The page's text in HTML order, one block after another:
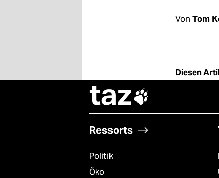
verlag
veranstaltungen
shop
unterstützen
Von Tom
Diesen
taz
Ressorts
Politik
Öko